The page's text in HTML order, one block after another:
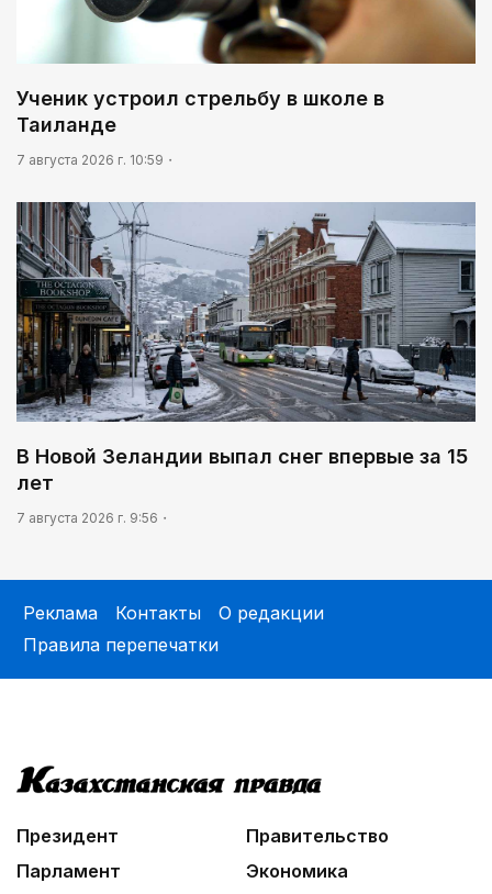
Ученик устроил стрельбу в школе в
Таиланде
7 августа 2026 г. 10:59
В Новой Зеландии выпал снег впервые за 15
лет
7 августа 2026 г. 9:56
Реклама Контакты
О редакции
Правила перепечатки
Президент
Правительство
Парламент
Экономика